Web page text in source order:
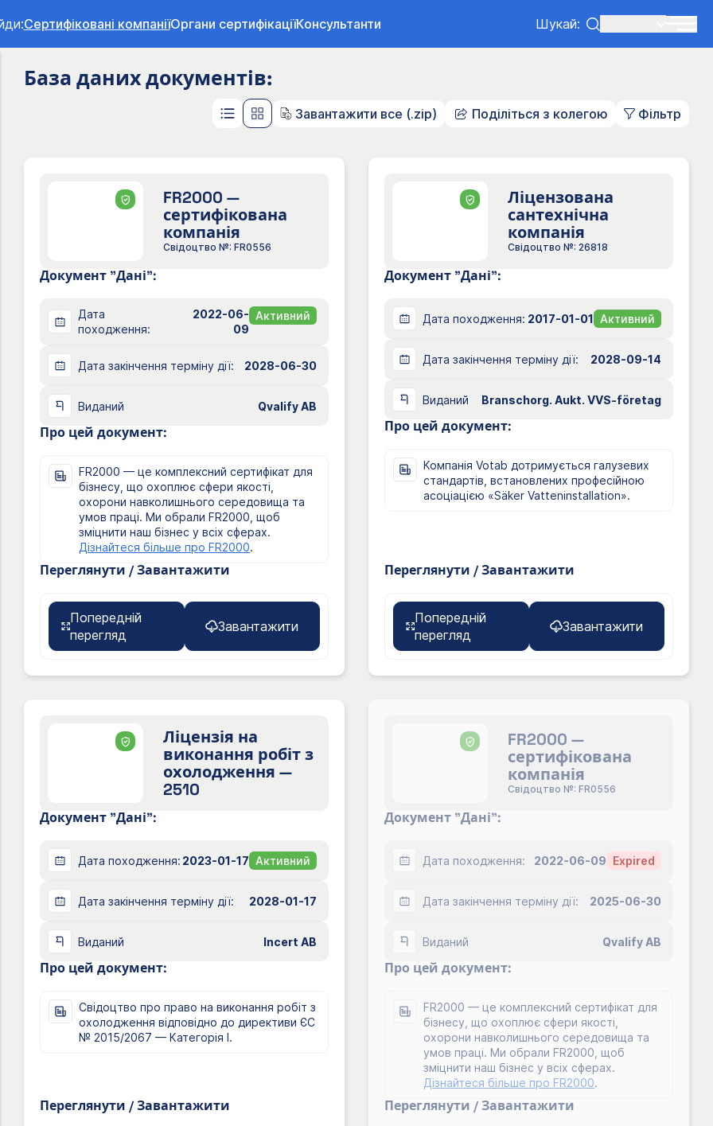
Сертифіковані компаніїОргани сертифікаціїКонсультанти Шукай:
База даних документів:
Завантажити все (.zip) Поділіться з колегою Фільтр
FR2000 —
сертифікована
компанія
Свідоцтво №: FR0556
Документ "Дані":
Дата
походження:
2022-06-
09
Активний
Дата закінчення терміну дії: 2028-06-30
Виданий Qvalify AB
Про цей документ:
FR2000 — це комплексний сертифікат для
бізнесу, що охоплює сфери якості,
охорони навколишнього середовища та
умов праці. Ми обрали FR2000, щоб
зміцнити наш бізнес у всіх сферах.
Дізнайтеся більше про FR2000.
Переглянути / Завантажити
Попередній
перегляд
Завантажити
Ліцензована
сантехнічна
компанія
Свідоцтво №: 26818
Документ "Дані":
Дата походження: 2017-01-01 Активний
Дата закінчення терміну дії: 2028-09-14
Виданий Branschorg. Aukt. VVS-företag
Про цей документ:
Компанія Votab дотримується галузевих
стандартів, встановлених професійною
асоціацією «Säker Vatteninstallation».
Переглянути / Завантажити
Попередній
перегляд
Завантажити
Ліцензія на
виконання робіт з
охолодження —
2510
Документ "Дані":
Дата походження: 2023-01-17 Активний
Дата закінчення терміну дії: 2028-01-17
Виданий Incert AB
Про цей документ:
Свідоцтво про право на виконання робіт з
охолодження відповідно до директиви ЄС
№ 2015/2067 — Категорія I.
Переглянути / Завантажити
FR2000 —
сертифікована
компанія
Свідоцтво №: FR0556
Документ "Дані":
Дата походження: 2022-06-09 Expired
Дата закінчення терміну дії: 2025-06-30
Виданий Qvalify AB
Про цей документ:
FR2000 — це комплексний сертифікат для
бізнесу, що охоплює сфери якості,
охорони навколишнього середовища та
умов праці. Ми обрали FR2000, щоб
зміцнити наш бізнес у всіх сферах.
Дізнайтеся більше про FR2000.
Переглянути / Завантажити